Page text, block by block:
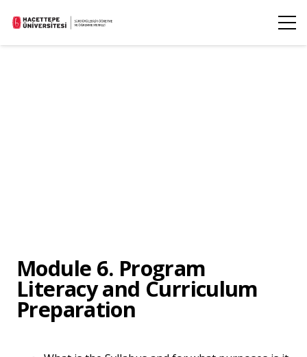
Module 6. Program
Literacy and Curriculum
Preparation